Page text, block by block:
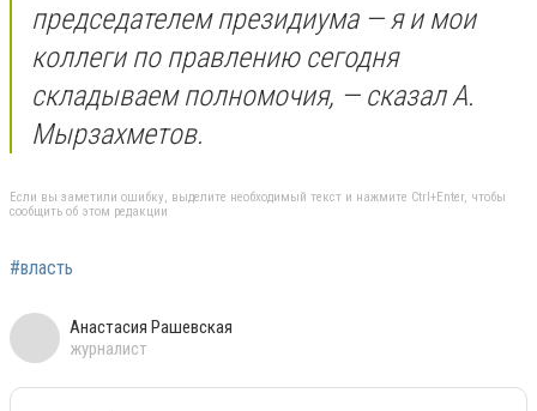
председателем президиума — я и мои
коллеги по правлению сегодня
складываем полномочия, — сказал А.
Мырзахметов.
Если вы заметили ошибку, выделите необходимый текст и нажмите Ctrl+Enter, чтобы
сообщить об этом редакции
#власть
Анастасия Рашевская
журналист